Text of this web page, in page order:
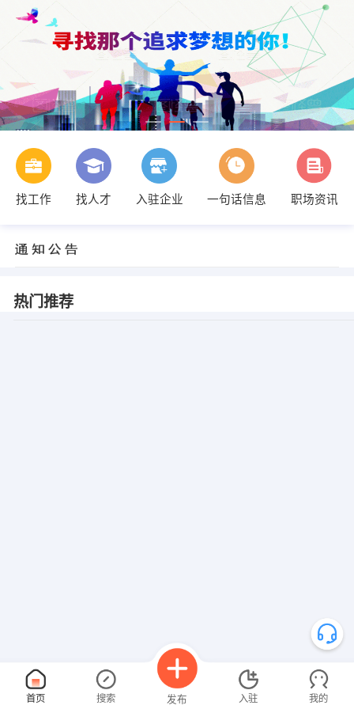
找工作 找人才 入驻企业 一句话信息 职场资讯
热门推荐
首页 搜索 发布 入驻 我的